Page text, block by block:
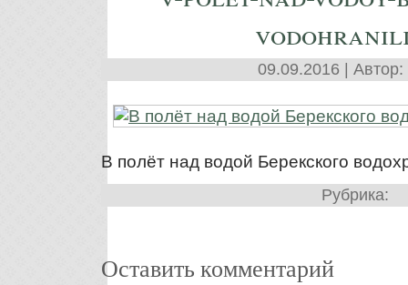
09.09.2016 | Автор:
В полёт над водой Берекского
Рубрика:
Оставить комментарий